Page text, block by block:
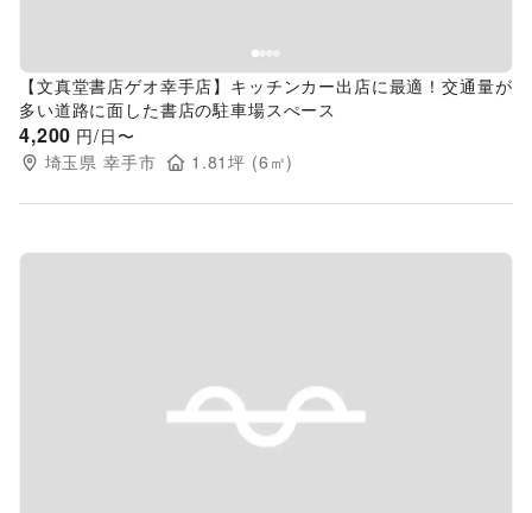
【文真堂書店ゲオ幸手店】キッチンカー出店に最適！交通量が
多い道路に面した書店の駐車場スぺース
4,200 円/日〜
埼玉県 幸手市 1.81坪 (6 ㎡)
Previous slide